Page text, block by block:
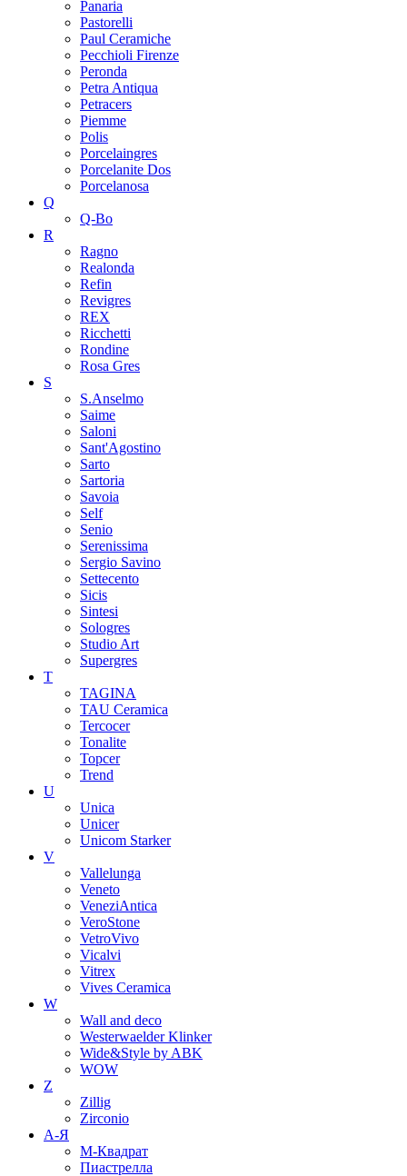
Panaria
Pastorelli
Paul Ceramiche
Pecchioli Firenze
Peronda
Petra Antiqua
Petracers
Piemme
Polis
Porcelaingres
Porcelanite Dos
Porcelanosa
Q
Q-Bo
R
Ragno
Realonda
Refin
Revigres
REX
Ricchetti
Rondine
Rosa Gres
S
S.Anselmo
Saime
Saloni
Sant'Agostino
Sarto
Sartoria
Savoia
Self
Senio
Serenissima
Sergio Savino
Settecento
Sicis
Sintesi
Sologres
Studio Art
Supergres
T
TAGINA
TAU Ceramica
Tercocer
Tonalite
Topcer
Trend
U
Unica
Unicer
Unicom Starker
V
Vallelunga
Veneto
VeneziAntica
VeroStone
VetroVivo
Vicalvi
Vitrex
Vives Ceramica
W
Wall and deco
Westerwaelder Klinker
Wide&Style by ABK
WOW
Z
Zillig
Zirconio
А-Я
М-Квадрат
Пиастрелла